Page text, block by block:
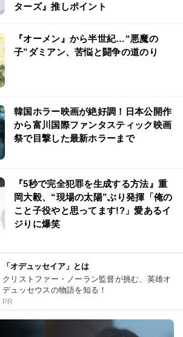
ターズ』推しポイント
『オーメン』から半世紀…“悪魔の
子”ダミアン、苦悩と闘争の道のり
韓国ホラー映画が絶好調！日本公開作
から富川国際ファンタスティック映画
祭で目撃した最新ホラーまで
『5秒で完全犯罪を生成する方法』重
岡大毅、“現場の太陽”ぶり発揮「俺の
こと子役やと思ってます!?」愛あるイ
ジりに爆笑
「オデュッセイア」とは
クリストファー・ノーラン監督が挑む、英雄オ
デュッセウスの物語を知る！
PR